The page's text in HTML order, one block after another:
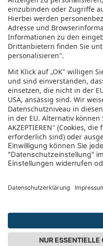
Diso - Marina di
Bewertung für
GmbH
4.4/5
4.4 von 5 Sternen
aus 61 Bewertungen
(letzte 12 Monate)
5/5
enttäuscht. Fazit der
viele schöne Fernreisen